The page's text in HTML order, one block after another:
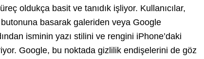
oldukça basit ve tanıdık işliyor. Kullanıcılar,
basarak galeriden veya Google
isminin yazı stilini ve rengini iPhone’daki
Google, bu noktada gizlilik endişelerini de göz